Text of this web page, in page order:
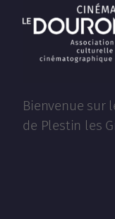
Bienvenue sur
de Plestin les